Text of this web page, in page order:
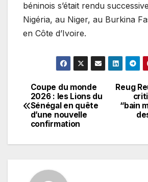
béninois s’était rendu
Nigéria, au Niger, au Burkina
en Côte d’Ivoire.
Navigation
de
Reug
“bain
Coupe du monde
2026 : les Lions du
Sénégal en quête
d’une nouvelle
confirmation